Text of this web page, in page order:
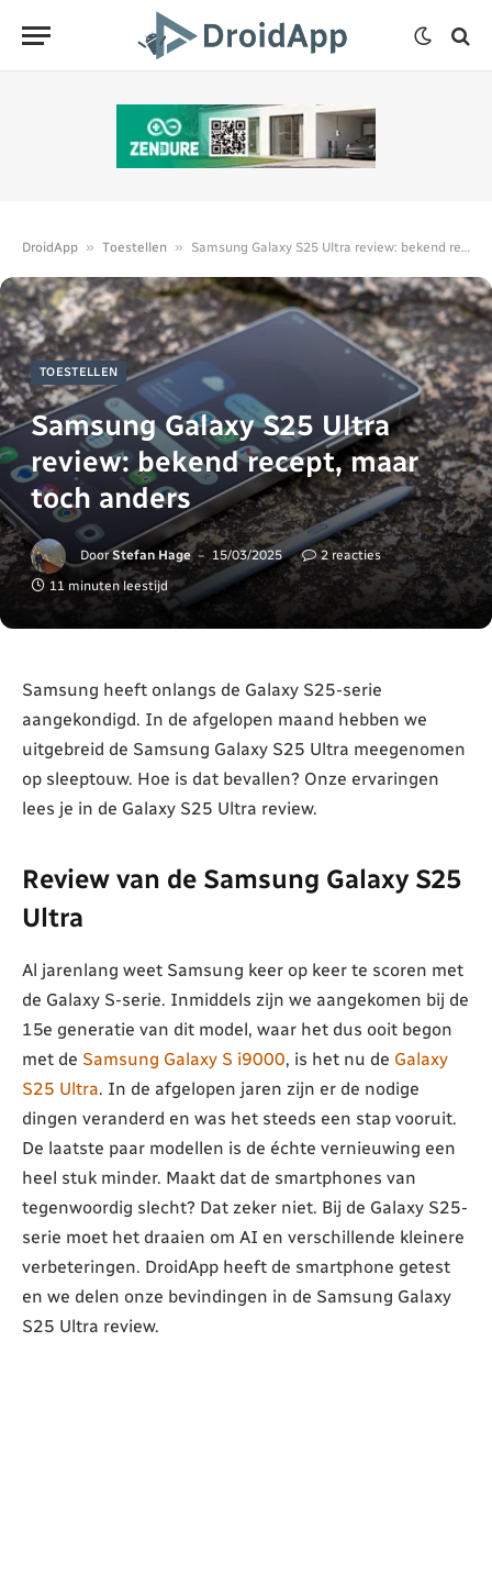
DroidApp » Toestellen » Samsung Galaxy S25 Ultra review: bekend recept, maar toch anders
TOESTELLEN
Samsung Galaxy S25 Ultra
review: bekend recept, maar
toch anders
Door Stefan Hage 15/03/2025
2 reacties
11 minuten leestijd
Samsung heeft onlangs de Galaxy S25-serie
aangekondigd. In de afgelopen maand hebben we
uitgebreid de Samsung Galaxy S25 Ultra meegenomen
op sleeptouw. Hoe is dat bevallen? Onze ervaringen
lees je in de Galaxy S25 Ultra review.
Review van de Samsung Galaxy S25
Ultra
Al jarenlang weet Samsung keer op keer te scoren met
de Galaxy S-serie. Inmiddels zijn we aangekomen bij de
15e generatie van dit model, waar het dus ooit begon
met de Samsung Galaxy S i9000, is het nu de Galaxy
S25 Ultra. In de afgelopen jaren zijn er de nodige
dingen veranderd en was het steeds een stap vooruit.
De laatste paar modellen is de échte vernieuwing een
heel stuk minder. Maakt dat de smartphones van
tegenwoordig slecht? Dat zeker niet. Bij de Galaxy S25-
serie moet het draaien om AI en verschillende kleinere
verbeteringen. DroidApp heeft de smartphone getest
en we delen onze bevindingen in de Samsung Galaxy
S25 Ultra review.